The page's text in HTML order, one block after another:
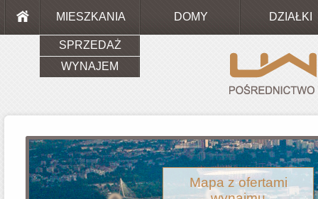
SPRZEDAŻ
WYNAJEM
MIESZKANIA DOMY DZIAŁKI
Mapa z ofertami